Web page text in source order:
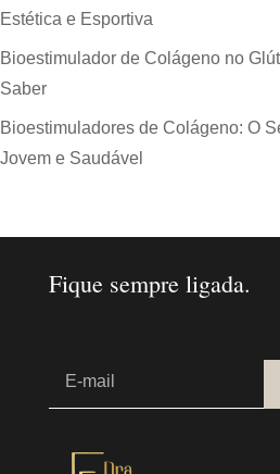
Estética e Esportiva
Bioestimulador de Colágeno no
Saber
Bioestimuladores de Colágeno: O
Jovem e Saudável
Fique sempre ligada.